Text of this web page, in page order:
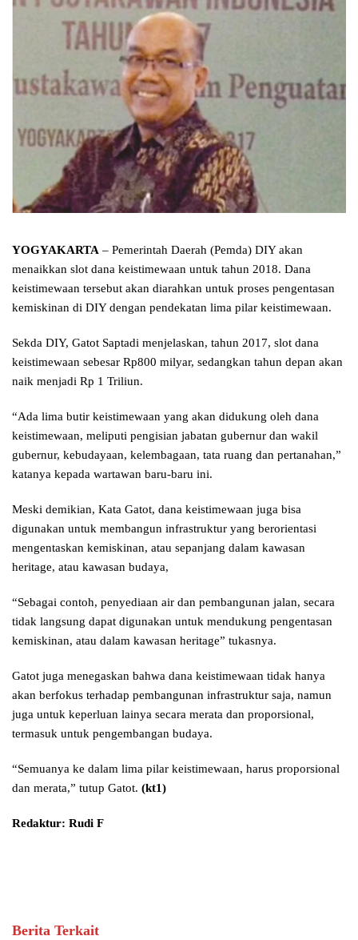
YOGYAKARTA – Pemerintah Daerah (Pemda) DIY akan
menaikkan slot dana keistimewaan untuk tahun 2018. Dana
keistimewaan tersebut akan diarahkan untuk proses pengentasan
kemiskinan di DIY dengan pendekatan lima pilar keistimewaan.
Sekda DIY, Gatot Saptadi menjelaskan, tahun 2017, slot dana
keistimewaan sebesar Rp800 milyar, sedangkan tahun depan akan
naik menjadi Rp 1 Triliun.
“Ada lima butir keistimewaan yang akan didukung oleh dana
keistimewaan, meliputi pengisian jabatan gubernur dan wakil
gubernur, kebudayaan, kelembagaan, tata ruang dan pertanahan,”
katanya kepada wartawan baru-baru ini.
Meski demikian, Kata Gatot, dana keistimewaan juga bisa
digunakan untuk membangun infrastruktur yang berorientasi
mengentaskan kemiskinan, atau sepanjang dalam kawasan
heritage, atau kawasan budaya,
“Sebagai contoh, penyediaan air dan pembangunan jalan, secara
tidak langsung dapat digunakan untuk mendukung pengentasan
kemiskinan, atau dalam kawasan heritage” tukasnya.
Gatot juga menegaskan bahwa dana keistimewaan tidak hanya
akan berfokus terhadap pembangunan infrastruktur saja, namun
juga untuk keperluan lainya secara merata dan proporsional,
termasuk untuk pengembangan budaya.
“Semuanya ke dalam lima pilar keistimewaan, harus proporsional
dan merata,” tutup Gatot. (kt1)
Redaktur: Rudi F
Berita Terkait